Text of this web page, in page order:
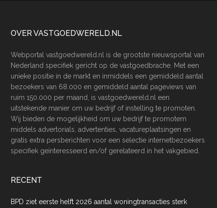
Footer
OVER VASTGOEDWERELD.NL
Webportal vastgoedwereld.nl is de grootste nieuwsportal van
Nederland specifiek gericht op de vastgoedbrache. Met een
unieke positie in de markt en inmiddels een gemiddeld aantal
bezoekers van 68.000 en gemiddeld aantal pageviews van
ruim 150.000 per maand, is vastgoedwereld.nl een
uitstekende manier om uw bedrijf of instelling te promoten.
Wij bieden de mogelijkheid om uw bedrijf te promotem
middels advertorials, advertenties, vacatureplaatsingen en
gratis extra persberichten voor een selectie internetbezoekers
specifiek geïnteresseerd en/of gerelateerd in het vakgebied.
RECENT
BPD ziet eerste helft 2026 aantal woningtransacties sterk